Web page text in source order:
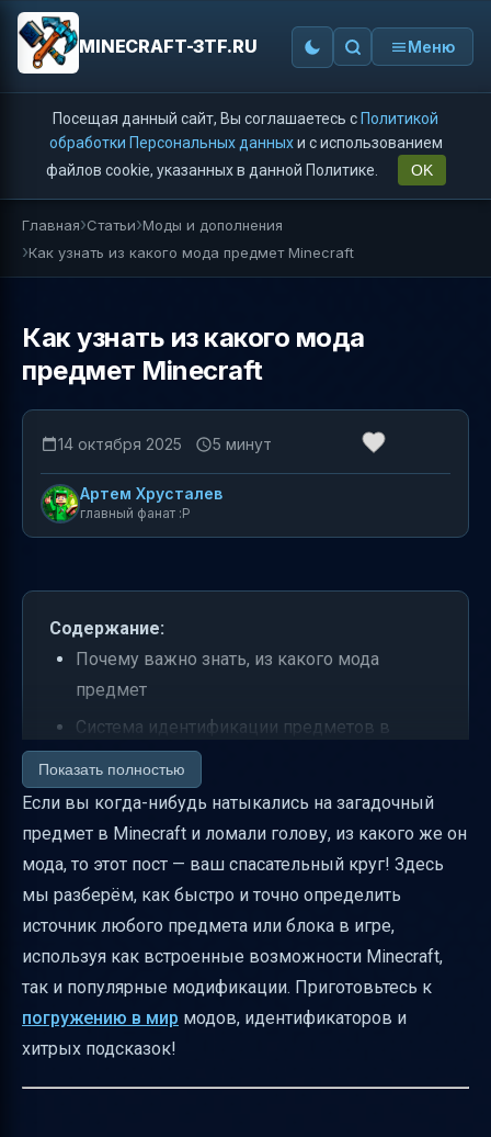
MINECRAFT-3TF.RU Меню
Посещая данный сайт, Вы соглашаетесь с Политикой
обработки Персональных данныхи с использованием
файлов cookie, указанных в данной Политике.
OK
Главная Статьи Моды и дополнения
Как узнать из какого мода предмет Minecraft
Как узнать из какого мода
предмет Minecraft
14 октября 2025 5 минут
Артем Хрусталев
главный фанат :P
Содержание:
Почему важно знать, из какого мода
предмет
Система идентификации предметов в
Minecraft — как это работает
Способы узнать, из какого мода предмет
Как выбрать подходящий способ
Пошаговая инструкция по установке мода
JEI
Частые проблемы и как их избежать
Практические советы для комфортной
Заключение
Полезные ссылки
Показать полностью
Если вы когда-нибудь натыкались на загадочный
предмет в Minecraft и ломали голову, из какого же он
мода, то этот пост — ваш спасательный круг! Здесь
мы разберём, как быстро и точно определить
источник любого предмета или блока в игре,
используя как встроенные возможности Minecraft,
так и популярные модификации. Приготовьтесь к
погружению в мир модов, идентификаторов и
хитрых подсказок!